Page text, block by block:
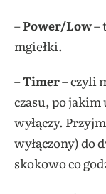
–Power/Low–
mgiełki.
–Timer– czyli
czasu, po jakim
wyłączy.
wyłączony) do
skokowo co